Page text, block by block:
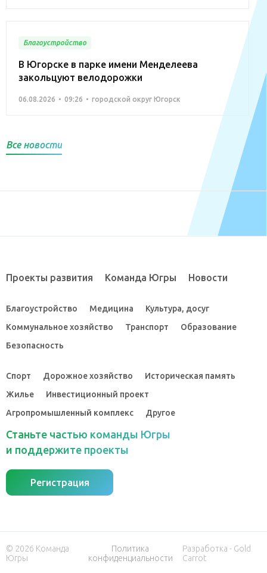
Благоустройство
В Югорске в парке имени Менделеева
закольцуют велодорожки
06.08.2026 09:26 городской округ Югорск
Все новости
Проекты развития Команда Югры Новости
Благоустройство Медицина
Культура, досуг
Коммунальное хозяйство
Транспорт
Образование
Безопасность
Спорт Дорожное хозяйство
Историческая память
Жилье
Инвестиционный проект
Агропромышленный комплекс
Другое
Станьте частью команды Югры
и поддержите проекты
Регистрация
© 2026 Команда
Югры
Политика
конфиденциальности
Разработка - Gold
Carrot